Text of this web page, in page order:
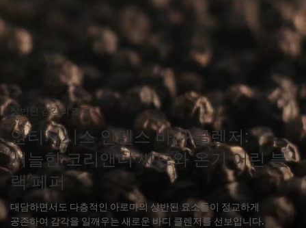
상반된 감각의 조우
안티서시스 인텐스 바디 클렌저:
서늘한 코리앤더 씨드와 온기 어린 블
랙 페퍼
대담하면서도 다층적인 아로마의 상반된 요소들이 정교하게
공존하여 감각을 일깨우는 새로운 바디 클렌저를 선보입니다.